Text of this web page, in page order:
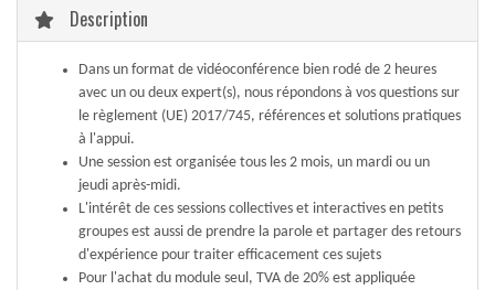
Description
Dans un format de vidéoconférence bien rodé de 2 heures
avec un ou deux expert(s), nous répondons à vos questions sur
le règlement (UE) 2017/745, références et solutions pratiques
à l'appui.
Une session est organisée tous les 2 mois, un mardi ou un
jeudi après-midi.
L'intérêt de ces sessions collectives et interactives en petits
groupes est aussi de prendre la parole et partager des retours
d'expérience pour traiter efficacement ces sujets
Pour l'achat du module seul, TVA de 20% est appliquée